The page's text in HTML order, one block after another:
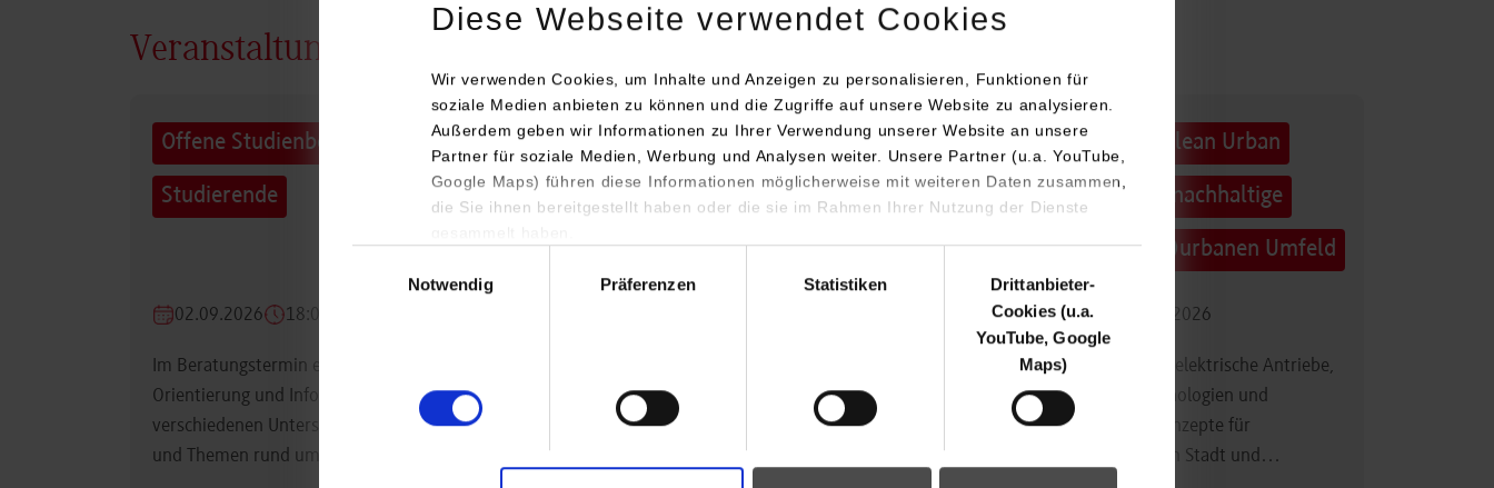
Diese Webseite verwendet Cookies
Wir verwenden Cookies, um Inhalte und Anzeigen zu personalisieren, Funktionen für
soziale Medien anbieten zu können und die Zugriffe auf unsere Website zu analysieren.
Außerdem geben wir Informationen zu Ihrer Verwendung unserer Website an unsere
Partner für soziale Medien, Werbung und Analysen weiter. Unsere Partner (u.a. YouTube,
Google Maps) führen diese Informationen möglicherweise mit weiteren Daten zusammen,
die Sie ihnen bereitgestellt haben oder die sie im Rahmen Ihrer Nutzung der Dienste
Notwendig
Präferenzen Statistiken
Drittanbieter-
Cookies (u.a.
YouTube, Google
Maps)
Veranstaltungen
Offene Studienberatung für
Studierende
02.09.2026 18:00 Uhr
Im Beratungstermin erhalten Studierende
Orientierung und Informationen zu
verschiedenen Unterstützungsmöglichkeiten
und Themen rund um das Studium.
INDIS-Infoveranstaltung für
Studierende
Studierende
Technologietag: Clean Urban
Transportation – nachhaltige
Mobilität im (sub)urbanen Umfeld
16.09.2026 - 17.09.2026
Im Mittelpunkt stehen elektrische Antriebe,
moderne Batterietechnologien und
innovative Fahrzeugkonzepte für
nachhaltige Mobilität in Stadt und…